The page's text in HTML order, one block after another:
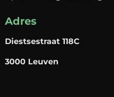
Adres
Diestsestraat 118C
3000 Leuven